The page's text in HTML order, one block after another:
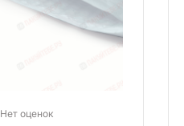
Нет оценок